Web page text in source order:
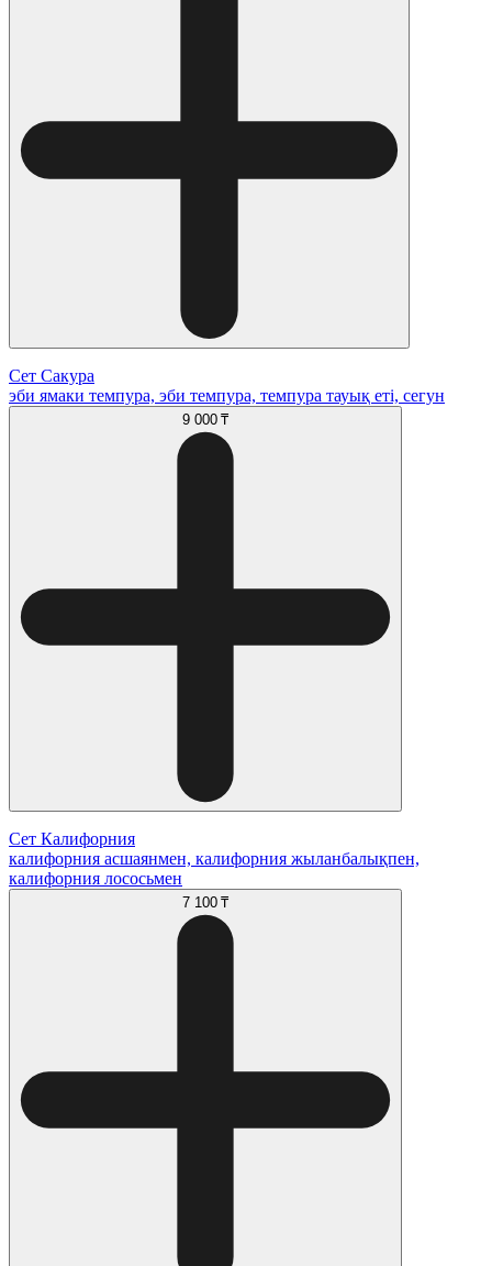
Сет Сакура
эби ямаки темпура, эби темпура, темпура тауық еті, сегун
9 000 ₸
Сет Калифорния
калифорния асшаянмен, калифорния жыланбалықпен,
калифорния лососьмен
7 100 ₸